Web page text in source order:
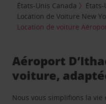
États-Unis Canada
États-
Location de Voiture New
Location de voiture
Aéroport
voiture,
Nous vous simplifions la